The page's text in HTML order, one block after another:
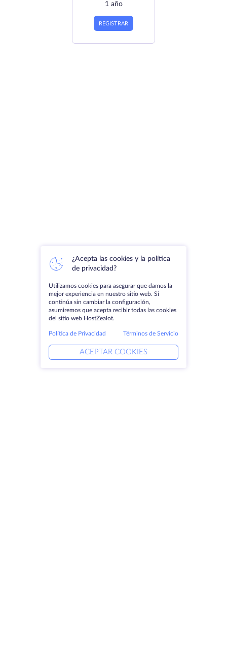
1 año
REGISTRAR
¿Acepta las cookies y la política
de privacidad?
Utilizamos cookies para asegurar que damos la
mejor experiencia en nuestro sitio web. Si
continúa sin cambiar la configuración,
asumiremos que acepta recibir todas las cookies
del sitio web HostZealot.
Política de Privacidad Términos de Servicio
ACEPTAR COOKIES